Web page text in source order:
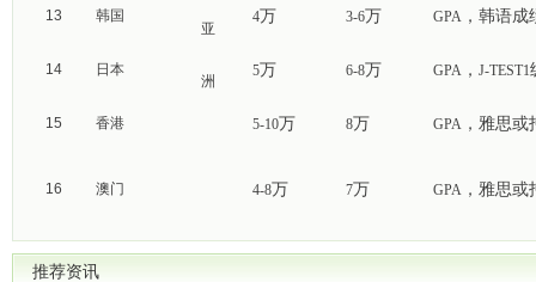
亚
洲
13 韩国 4万 3-6万 GPA ，韩语
14 日本 5万 6-8万 GPA ， J-TEST1
15 香港 5-10万 8万 GPA ，雅思或
16 澳门 4-8万 7万 GPA ，雅思或
推荐资讯